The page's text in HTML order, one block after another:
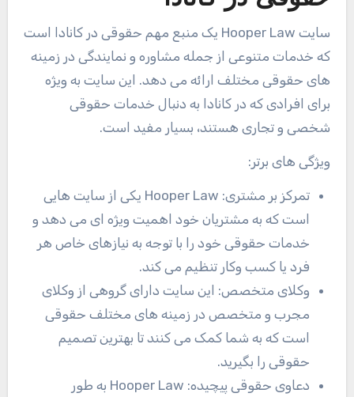
سایت Hooper Law
یک منبع مهم حقوقی در کانادا است
که خدمات متنوعی از جمله مشاوره و نمایندگی در زمینه
های حقوقی مختلف ارائه می دهد. این سایت به ویژه
برای افرادی که در کانادا به دنبال خدمات حقوقی
شخصی و تجاری هستند، بسیار مفید است.
ویژگی های برتر:
تمرکز بر مشتری: Hooper Law
یکی از سایت هایی
است که به مشتریان خود اهمیت ویژه ای می دهد و
خدمات حقوقی خود را با توجه به نیازهای خاص هر
فرد یا کسب وکار تنظیم می کند.
وکلای متخصص: این سایت دارای گروهی از وکلای
مجرب و متخصص در زمینه های مختلف حقوقی
است که به شما کمک می کنند تا بهترین تصمیم
حقوقی را بگیرید.
دعاوی حقوقی پیچیده: Hooper Law
به طور